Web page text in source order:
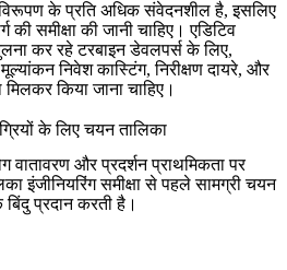
के प्रति अधिक संवेदनशील है, इसलिए
की समीक्षा की जानी चाहिए। एडिटिव
कर रहे टरबाइन डेवलपर्स के लिए,
निवेश कास्टिंग, निरीक्षण दायरे, और
किया जाना चाहिए।
के लिए चयन तालिका
वातावरण और प्रदर्शन प्राथमिकता पर
इंजीनियरिंग समीक्षा से पहले सामग्री चयन
बिंदु प्रदान करती है।